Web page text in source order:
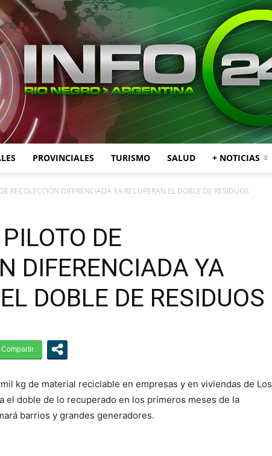
RIO
PROVINCIALES TURISMO SALUD + NOTICIAS
RECOLECCIÓN DIFERENCIADA YA RECUPERAN EL DOBLE DE RESIDUOS
DE
DIFERENCIADA YA
DOBLE DE RESIDUOS
kg de material reciclable en empresas y en viviendas de Los
el doble de lo recuperado en los primeros meses de la
barrios y grandes generadores.